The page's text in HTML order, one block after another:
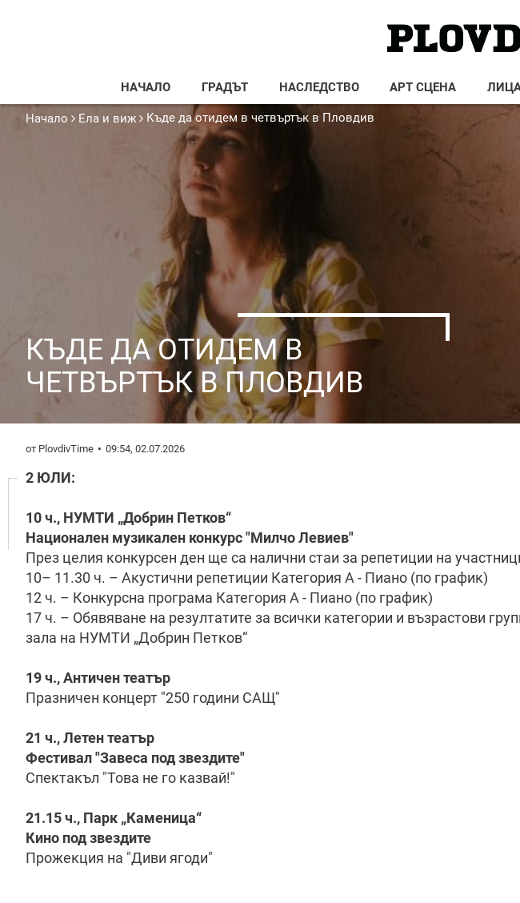
НАЧАЛО ГРАДЪТ НАСЛЕДСТВО АРТ СЦЕНА
Начало Ела и виж Къде да отидем в четвъртък в Пловдив
КЪДЕ ДА ОТИДЕМ В
ЧЕТВЪРТЪК В ПЛОВДИВ
от PlovdivTime 09:54, 02.07.2026
2 ЮЛИ:
10 ч., НУМТИ „Добрин Петков“
Национален музикален конкурс "Милчо Левиев"
През целия конкурсен ден ще са налични стаи за репетиции на
10– 11.30 ч. – Акустични репетиции Категория А - Пиано (по график)
12 ч. – Конкурсна програма Категория А - Пиано (по график)
17 ч. – Обявяване на резултатите за всички категории и възрастови
зала на НУМТИ „Добрин Петков“
19 ч., Античен театър
Празничен концерт "250 години САЩ"
21 ч., Летен театър
Фестивал "Завеса под звездите"
Спектакъл "Това не го казвай!"
21.15 ч., Парк „Каменица“
Кино под звездите
Прожекция на "Диви ягоди"